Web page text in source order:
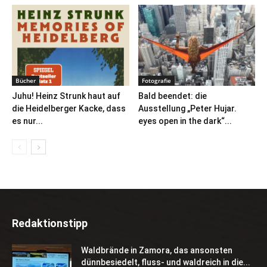
Bücher
Juhu! Heinz Strunk haut auf
die Heidelberger Kacke, dass
es nur...
Fotografie
Bald beendet: die
Ausstellung „Peter Hujar.
eyes open in the dark“...
Redaktionstipp
Waldbrände in Zamora, das ansonsten
dünnbesiedelt, fluss- und waldreich in die...